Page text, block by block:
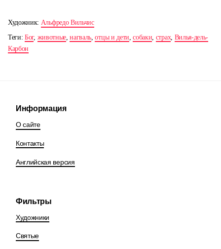
Художник: Альфредо Вильчис
Теги:Бог, животные,нагваль ,отцы и дети ,собаки страх, Вилья-дель-
Карбон
Информация
О сайте
Контакты
Английская версия
Фильтры
Художники
Святые